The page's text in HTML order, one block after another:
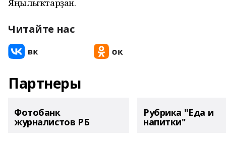
Яңылыҡтарҙан.
Читайте нас
Партнеры
Фотобанк
журналистов РБ
Рубрика "Еда и
напитки"